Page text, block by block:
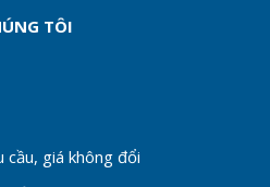
TÔI
giá không đổi